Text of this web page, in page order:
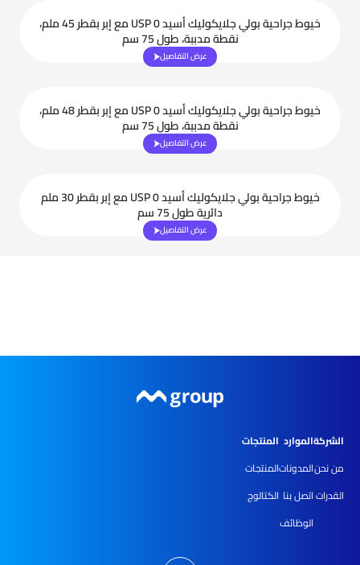
خيوط جراحية بولي جلايكوليك أسيد USP 0 مع إبر بقطر 45 ملم،
نقطة مدببة، طول 75 سم
عرض التفاصيل
خيوط جراحية بولي جلايكوليك أسيد USP 0 مع إبر بقطر 48 ملم،
نقطة مدببة، طول 75 سم
عرض التفاصيل
خيوط جراحية بولي جلايكوليك أسيد USP 0 مع إبر بقطر 30 ملم
دائرية طول 75 سم
عرض التفاصيل
الشركة
من نحن
القدرات
الموارد
المدونات
اتصل بنا
الوظائف
المنتجات
المنتجات
الكتالوج